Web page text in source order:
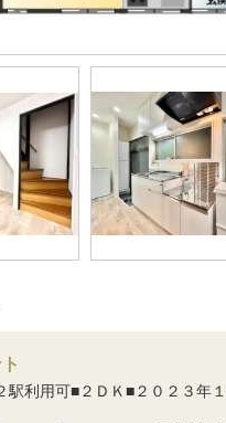
駅利用可■２ＤＫ■２０２３年